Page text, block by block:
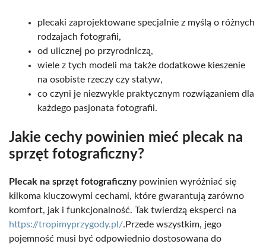
plecaki zaprojektowane specjalnie z myślą o różnych
rodzajach fotografii,
od ulicznej po przyrodniczą,
wiele z tych modeli ma także dodatkowe kieszenie
na osobiste rzeczy czy statyw,
co czyni je niezwykle praktycznym rozwiązaniem dla
każdego pasjonata fotografii.
Jakie cechy powinien mieć plecak na
sprzęt fotograficzny?
Plecak na sprzęt fotograficznypowinien wyróżniać się
kilkoma kluczowymi cechami, które gwarantują zarówno
komfort, jak i funkcjonalność. Tak twierdzą eksperci na
https://tropimyprzygody.pl/.Przede wszystkim, jego
pojemność musi być odpowiednio dostosowana do